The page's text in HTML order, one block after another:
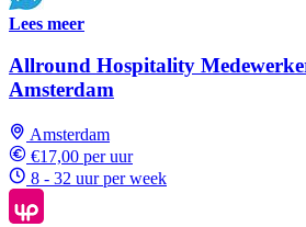
Lees meer
Allround Hospitality
Amsterdam
Amsterdam
€17,00 per uur
8 - 32 uur per week